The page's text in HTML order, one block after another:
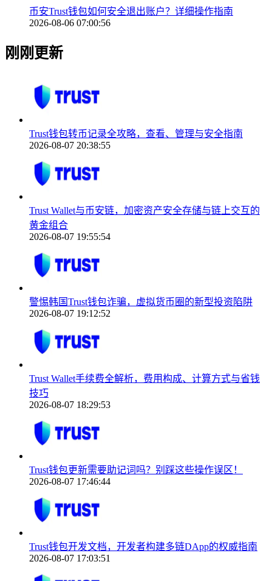
币安Trust钱包如何安全退出账户？详细操作指南
2026-08-06 07:00:56
刚刚更新
Trust钱包转币记录全攻略，查看、管理与安全指南
2026-08-07 20:38:55
Trust Wallet与币安链，加密资产安全存储与链上交互的
黄金组合
2026-08-07 19:55:54
警惕韩国Trust钱包诈骗，虚拟货币圈的新型投资陷阱
2026-08-07 19:12:52
Trust Wallet手续费全解析，费用构成、计算方式与省钱
技巧
2026-08-07 18:29:53
Trust钱包更新需要助记词吗？别踩这些操作误区！
2026-08-07 17:46:44
Trust钱包开发文档，开发者构建多链DApp的权威指南
2026-08-07 17:03:51